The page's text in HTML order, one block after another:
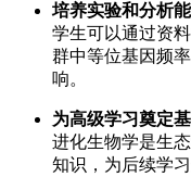
培养实验和分析
学生可以通过资
群中等位基因频
响。
为高级学习奠定
进化生物学是生
知识，为后续学